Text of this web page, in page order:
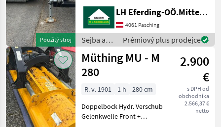
Použitý stroj
Neuwertiger ZUSTAND,
Keine Lackschäden Typ
kladiva: Prerezávacie
kladivo Sejba a
starostlivosť o plodinu
Mulčovač
LH Eferding-OÖ.Mitte, Hörsching
4061 Pasching
Sejba a
starostlivosť
o plodinu
/ Müthing
Prémiový plus prodejce
Müthing MU - M
280
2.900
€
s DPH od
obchodníka
2.566,37 €
netto
R. v. 1901 1 h
280 cm
Doppelbock Hydr. Verschub
Gelenkwelle Front +